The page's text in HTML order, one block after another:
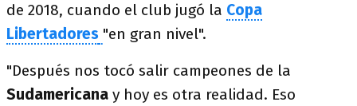
de 2018, cuando el club jugó la Copa
Libertadores "en gran nivel".
"Después nos tocó salir campeones de la
Sudamericana y hoy es otra realidad. Eso